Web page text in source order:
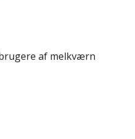
af melkværn